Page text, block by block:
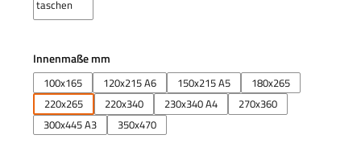
Innenmaße mm
100x165 120x215 A6 150x215 A5
180x265
220x265
220x340 230x340 A4
270x360
300x445 A3
350x470